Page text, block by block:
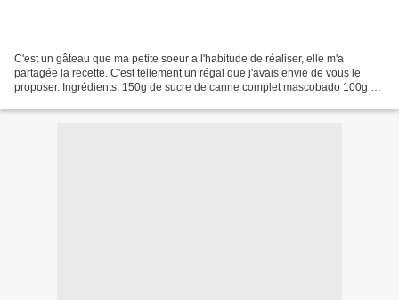
C'est un gâteau que ma petite soeur a l'habitude de réaliser, elle m'a
partagée la recette. C'est tellement un régal que j'avais envie de vous le
proposer. Ingrédients: 150g de sucre de canne complet mascobado 100g de